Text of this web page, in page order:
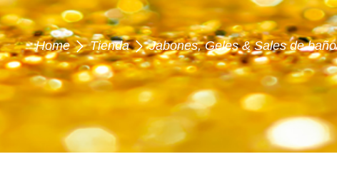
Home Tienda Jabones, Geles & Sales de baño